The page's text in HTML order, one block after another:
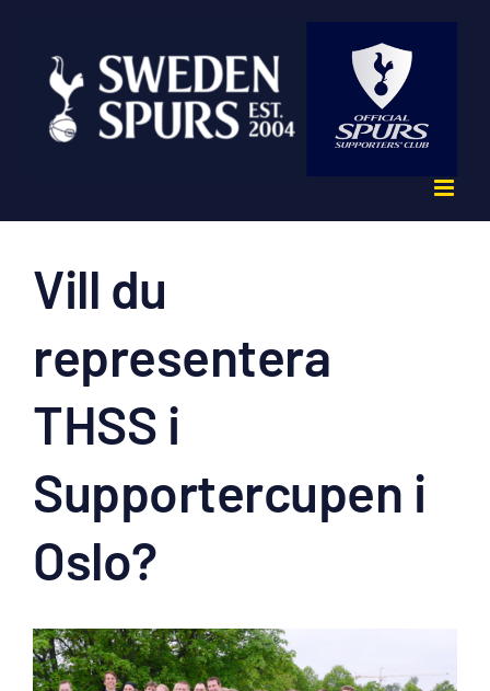
innehållet
Vill du
representera
THSS i
Supportercupen i
Oslo?
Visa
större